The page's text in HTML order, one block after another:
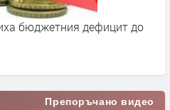
бюджетния дефицит до
Препоръчано видео